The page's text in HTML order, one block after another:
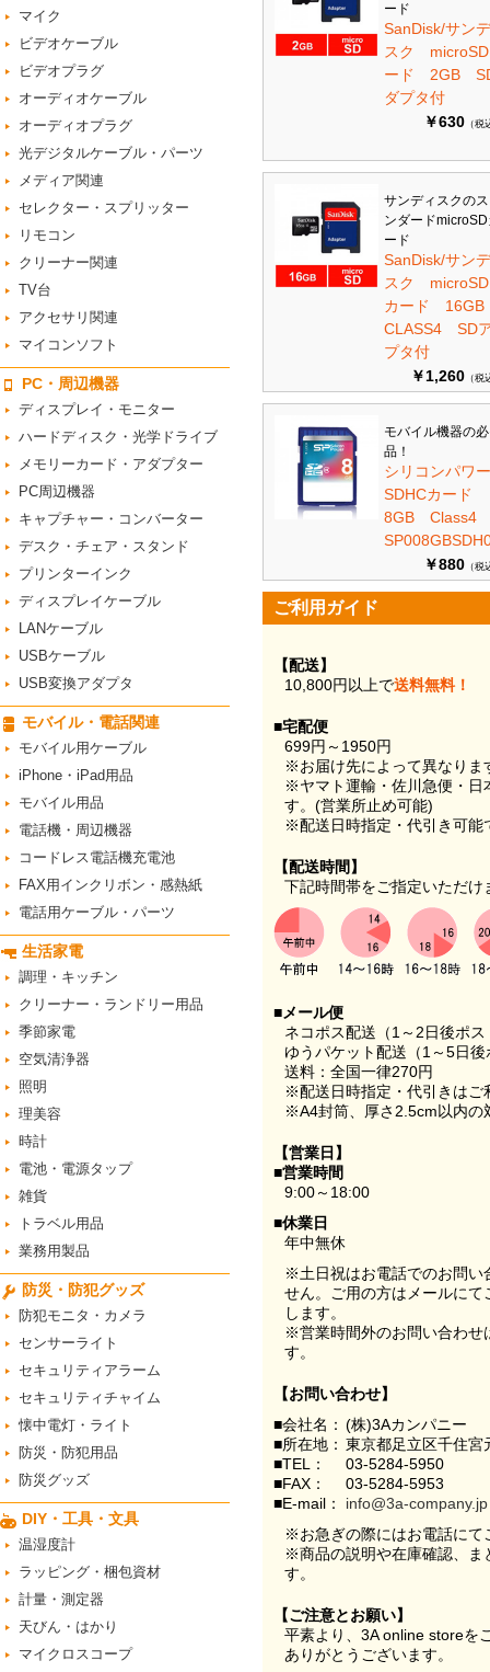
マイク
ビデオケーブル
ビデオプラグ
オーディオケーブル
オーディオプラグ
光デジタルケーブル・パーツ
メディア関連
セレクター・スプリッター
リモコン
クリーナー関連
TV台
アクセサリ関連
マイコンソフト
PC・周辺機器
ディスプレイ・モニター
ハードディスク・光学ドライブ
メモリーカード・アダプター
PC周辺機器
キャプチャー・コンバーター
デスク・チェア・スタンド
プリンターインク
ディスプレイケーブル
LANケーブル
USBケーブル
USB変換アダプタ
モバイル・電話関連
モバイル用ケーブル
iPhone・iPad用品
モバイル用品
電話機・周辺機器
コードレス電話機充電池
FAX用インクリボン・感熱紙
電話用ケーブル・パーツ
生活家電
調理・キッチン
クリーナー・ランドリー用品
季節家電
空気清浄器
照明
理美容
時計
電池・電源タップ
雑貨
トラベル用品
業務用製品
防災・防犯グッズ
防犯モニタ・カメラ
センサーライト
セキュリティアラーム
セキュリティチャイム
懐中電灯・ライト
防災・防犯用品
防災グッズ
DIY・工具・文具
温湿度計
ラッピング・梱包資材
計量・測定器
天びん・はかり
マイクロスコープ
ード
SanDisk/サン
スク
ード 2GB
ダプタ付
￥630 （税
サンディスクの
ンダード
ード
SanDisk/サン
スク
カード
CLASS4 SD
プタ付
￥1,260 （税
モバイル機器の
品！
シリコンパ
SDHCカード
8GB
￥880 （税
ご利用ガイド
【配送】
10,800円以上で送料無料！
■宅配便
699円～1950円
※お届け先によって異なりま
※ヤマト運輸・佐川急便・日
す。(営業所止め可能)
※配送日時指定・代引き可能
【配送時間】
下記時間帯をご指定いただけ
■メール便
ネコポス配送（1～2日後ポ
ゆうパケット配送（1～5日
送料：全国一律270円
※配送日時指定・代引きはご
※A4封筒、厚さ2.5cm以内の
【営業日】
■営業時間
9:00～18:00
■休業日
年中無休
※土日祝はお電話でのお問い
せん。ご用の方はメールに
します。
※営業時間外のお問い合わせ
す。
【お問い合わせ】
■会社名： (株)3Aカンパニー
■所在地： 東京都足立区千住
■TEL：
03-5284-5950
■FAX：
03-5284-5953
■E-mail：
info@3a-company.jp
※お急ぎの際にはお電話にて
※商品の説明や在庫確認、ま
す。
【ご注意とお願い】
平素より、3A online storeを
ありがとうございます。